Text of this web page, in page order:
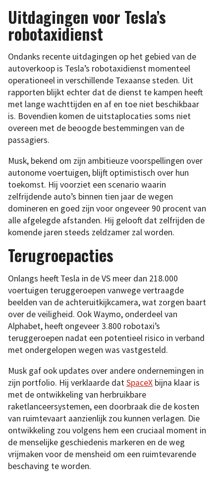
Uitdagingen voor Tesla’s
robotaxidienst
Ondanks recente uitdagingen op het gebied van de
autoverkoop is Tesla’s robotaxidienst momenteel
operationeel in verschillende Texaanse steden. Uit
rapporten blijkt echter dat de dienst te kampen heeft
met lange wachttijden en af en toe niet beschikbaar
is. Bovendien komen de uitstaplocaties soms niet
overeen met de beoogde bestemmingen van de
passagiers.
Musk, bekend om zijn ambitieuze voorspellingen over
autonome voertuigen, blijft optimistisch over hun
toekomst. Hij voorziet een scenario waarin
zelfrijdende auto’s binnen tien jaar de wegen
domineren en goed zijn voor ongeveer 90 procent van
alle afgelegde afstanden. Hij gelooft dat zelfrijden de
komende jaren steeds zeldzamer zal worden.
Terugroepacties
Onlangs heeft Tesla in de VS meer dan 218.000
voertuigen teruggeroepen vanwege vertraagde
beelden van de achteruitkijkcamera, wat zorgen baart
over de veiligheid. Ook Waymo, onderdeel van
Alphabet, heeft ongeveer 3.800 robotaxi’s
teruggeroepen nadat een potentieel risico in verband
met ondergelopen wegen was vastgesteld.
Musk gaf ook updates over andere ondernemingen in
zijn portfolio. Hij verklaarde datSpaceX bijna klaar is
met de ontwikkeling van herbruikbare
raketlanceersystemen, een doorbraak die de kosten
van ruimtevaart aanzienlijk zou kunnen verlagen. Die
ontwikkeling zou volgens hem een cruciaal moment in
de menselijke geschiedenis markeren en de weg
vrijmaken voor de mensheid om een ruimtevarende
beschaving te worden.